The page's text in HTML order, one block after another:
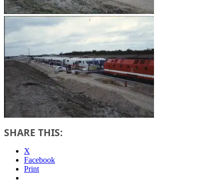
SHARE THIS:
X
Facebook
Print